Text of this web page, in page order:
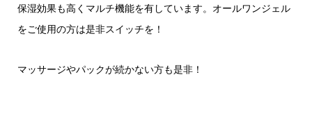
保湿効果も高くマルチ機能を有しています。オールワンジェル
をご使用の方は是非スイッチを！
マッサージやパックが続かない方も是非！